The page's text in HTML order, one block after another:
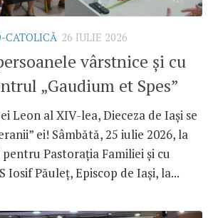
CATOLICĂ 26 IULIE 2026
vârstnice și cu
„Gaudium et Spes”
Leon al XIV-lea, Dieceza de Iași se
ei! Sâmbătă, 25 iulie 2026, la
Pastorația Familiei și cu
Iosif Păuleț, Episcop de Iași, la...